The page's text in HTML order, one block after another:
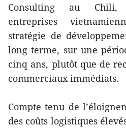
Consulting au Chili,
entreprises
stratégie de
long terme, sur une
cinq ans, plutôt que de
commerciaux immédiats.
Compte tenu de
des coûts logistiques